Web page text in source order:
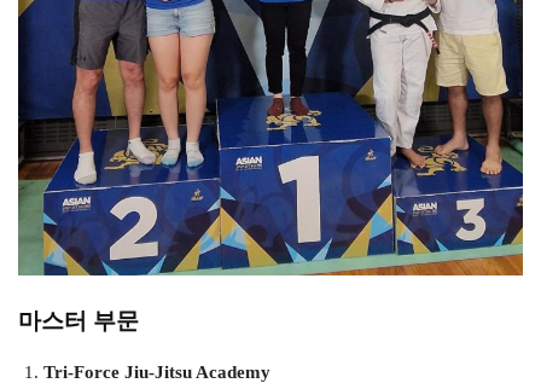
마스터 부문
Tri-Force Jiu-Jitsu Academy